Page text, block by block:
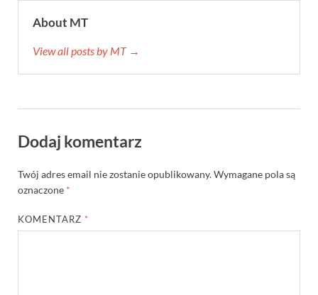
About MT
View all posts by MT →
Dodaj komentarz
Twój adres email nie zostanie opublikowany.Wymagane pola są
oznaczone *
KOMENTARZ *